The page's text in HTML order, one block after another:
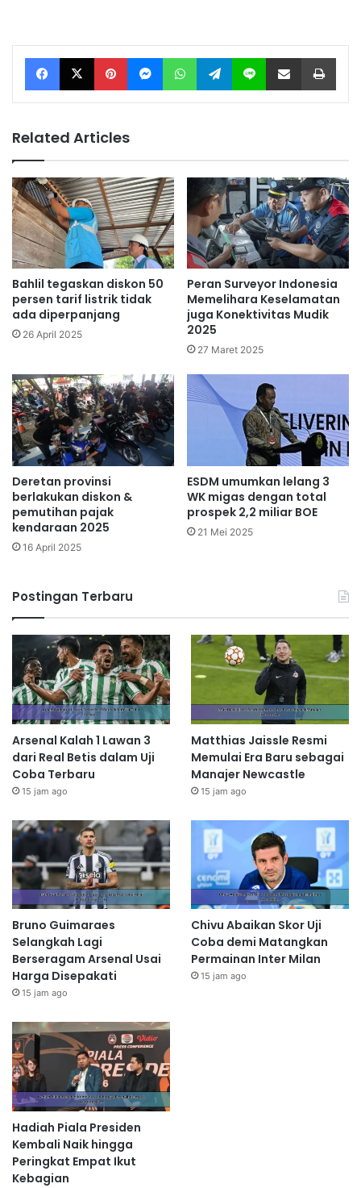
Facebook X Pinterest Messenger WhatsApp Telegram Line Share via Email
Related Articles
Bahlil tegaskan diskon 50
persen tarif listrik tidak
ada diperpanjang
26 April 2025
Peran Surveyor Indonesia
Memelihara Keselamatan
juga Konektivitas Mudik
2025
27 Maret 2025
Deretan provinsi
berlakukan diskon &
pemutihan pajak
kendaraan 2025
16 April 2025
ESDM umumkan lelang 3
WK migas dengan total
prospek 2,2 miliar BOE
21 Mei 2025
Postingan Terbaru
Arsenal Kalah 1 Lawan 3
dari Real Betis dalam Uji
Coba Terbaru
15 jam ago
Matthias Jaissle Resmi
Memulai Era Baru sebagai
Manajer Newcastle
15 jam ago
Bruno Guimaraes
Selangkah Lagi
Berseragam Arsenal Usai
Harga Disepakati
15 jam ago
Chivu Abaikan Skor Uji
Coba demi Matangkan
Permainan Inter Milan
15 jam ago
Hadiah Piala Presiden
Kembali Naik hingga
Peringkat Empat Ikut
Kebagian